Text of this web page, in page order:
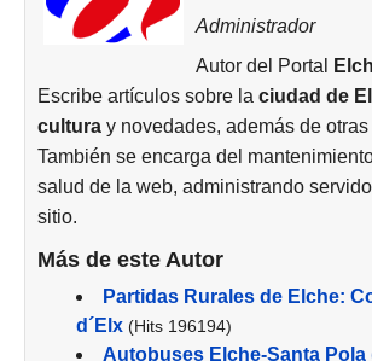
Administrador
Autor del Portal
Escribe artículos sobre la ciudad de
cultura y novedades, además de
También se encarga del
salud de la web, administrando
sitio.
Más de este Autor
Partidas Rurales de Elche:
d´Elx (Hits 196194)
Autobuses Elche-Santa Pola